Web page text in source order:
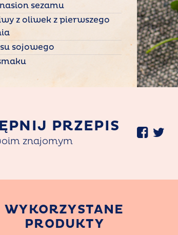
nasion sezamu
z oliwek z pierwszego
sojowego
PRZEPIS
znajomym
WYKORZYSTANE
PRODUKTY